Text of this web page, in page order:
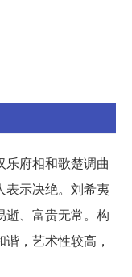
府相和歌楚调曲
表示决绝。刘希夷
逝、富贵无常。构
，艺术性较高，